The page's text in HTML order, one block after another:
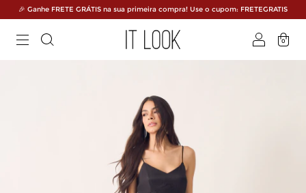
🎉 Ganhe FRETE GRÁTIS na sua primeira compra! Use o cupom: FRETEGRATIS
0